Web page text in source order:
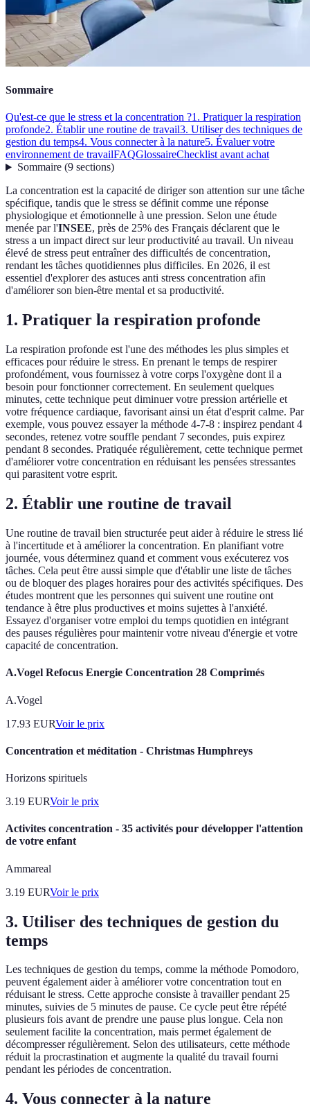
Sommaire
Qu'est-ce que le stress et la concentration ?1. Pratiquer la respiration
profonde2. Établir une routine de travail3. Utiliser des techniques de
gestion du temps4. Vous connecter à la nature5. Évaluer votre
environnement de travailFAQGlossaireChecklist avant achat
Sommaire(9 sections)
La concentration est la capacité de diriger son attention sur une tâche
spécifique, tandis que le stress se définit comme une réponse
physiologique et émotionnelle à une pression. Selon une étude
menée par l'INSEE, près de 25% des Français déclarent que le
stress a un impact direct sur leur productivité au travail. Un niveau
élevé de stress peut entraîner des difficultés de concentration,
rendant les tâches quotidiennes plus difficiles. En 2026, il est
essentiel d'explorer des astuces anti stress concentration afin
d'améliorer son bien-être mental et sa productivité.
1. Pratiquer la respiration profonde
La respiration profonde est l'une des méthodes les plus simples et
efficaces pour réduire le stress. En prenant le temps de respirer
profondément, vous fournissez à votre corps l'oxygène dont il a
besoin pour fonctionner correctement. En seulement quelques
minutes, cette technique peut diminuer votre pression artérielle et
votre fréquence cardiaque, favorisant ainsi un état d'esprit calme. Par
exemple, vous pouvez essayer la méthode 4-7-8 : inspirez pendant 4
secondes, retenez votre souffle pendant 7 secondes, puis expirez
pendant 8 secondes. Pratiquée régulièrement, cette technique permet
d'améliorer votre concentration en réduisant les pensées stressantes
qui parasitent votre esprit.
2. Établir une routine de travail
Une routine de travail bien structurée peut aider à réduire le stress lié
à l'incertitude et à améliorer la concentration. En planifiant votre
journée, vous déterminez quand et comment vous exécuterez vos
tâches. Cela peut être aussi simple que d'établir une liste de tâches
ou de bloquer des plages horaires pour des activités spécifiques. Des
études montrent que les personnes qui suivent une routine ont
tendance à être plus productives et moins sujettes à l'anxiété.
Essayez d'organiser votre emploi du temps quotidien en intégrant
des pauses régulières pour maintenir votre niveau d'énergie et votre
capacité de concentration.
A.Vogel Refocus Energie Concentration 28 Comprimés
A.Vogel
17.93 EURVoir le prix
Concentration et méditation - Christmas Humphreys
Horizons spirituels
3.19 EURVoir le prix
Activites concentration - 35 activités pour développer l'attention
de votre enfant
Ammareal
3.19 EURVoir le prix
3. Utiliser des techniques de gestion du
temps
Les techniques de gestion du temps, comme la méthode Pomodoro,
peuvent également aider à améliorer votre concentration tout en
réduisant le stress. Cette approche consiste à travailler pendant 25
minutes, suivies de 5 minutes de pause. Ce cycle peut être répété
plusieurs fois avant de prendre une pause plus longue. Cela non
seulement facilite la concentration, mais permet également de
décompresser régulièrement. Selon des utilisateurs, cette méthode
réduit la procrastination et augmente la qualité du travail fourni
pendant les périodes de concentration.
4. Vous connecter à la nature